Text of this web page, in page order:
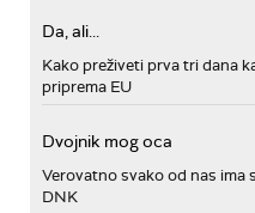
Da, ali...
Kako preživeti prva tri dana
priprema EU
Dvojnik mog oca
Verovatno svako od nas ima
DNK